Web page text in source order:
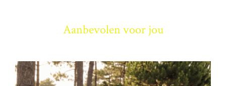
Aanbevolen voor jou